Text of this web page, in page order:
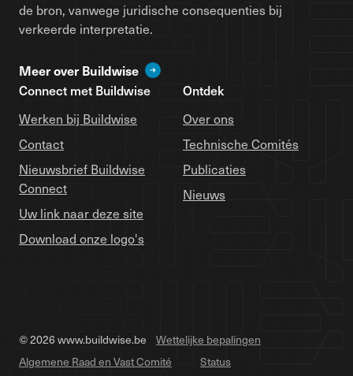
de bron, vanwege juridische consequenties bij
verkeerde interpretatie.
Meer over Buildwise
Connect met Buildwise
Werken bij Buildwise
Contact
Nieuwsbrief Buildwise
Connect
Uw link naar deze site
Download onze logo's
Ontdek
Over ons
Technische Comités
Publicaties
Nieuws
© 2026 www.buildwise.be
Wettelijke bepalingen
Algemene Raad en Vast Comité
Status